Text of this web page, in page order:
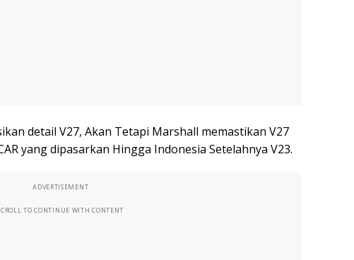
detail V27, Akan Tetapi Marshall memastikan V27
yang dipasarkan Hingga Indonesia Setelahnya V23.
ADVERTISEMENT
TO CONTINUE WITH CONTENT